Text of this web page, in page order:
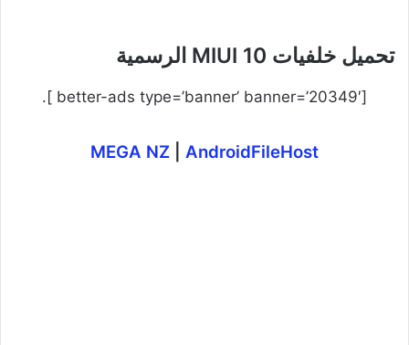
تحميل خلفيات MIUI 10 الرسمية
[better-ads type=’banner’ banner=’20349′ ].
MEGA NZ AndroidFileHost